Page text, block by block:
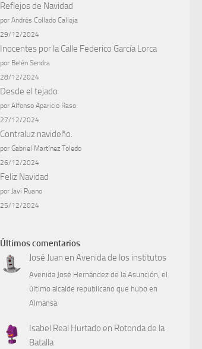
Reflejos de Navidad
por Andrés Collado Calleja
29/12/2024
Inocentes por la Calle Federico García Lorca
por Belén Sendra
28/12/2024
Desde el tejado
por Alfonso Aparicio Raso
27/12/2024
Contraluz navideño.
por Gabriel Martínez Toledo
26/12/2024
Feliz Navidad
por Javi Ruano
25/12/2024
Últimos comentarios
José Juan en Avenida de los institutos
Avenida José Hernández de la Asunción, el
último alcalde republicano que hubo en
Almansa
Isabel Real Hurtado en Rotonda de la
Batalla